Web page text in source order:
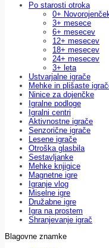
Po starosti otroka
0+
3+ mesece
6+ mesecev
12+ mesecev
18+ mesecev
24+ mesecev
3+ leta
Ustvarjalne igrače
Mehke in plišaste
Ninice za dojenčke
Igralne podloge
Igralni centri
Aktivnostne igrače
Senzorične igrače
Lesene igrače
Otroška glasbila
Sestavljanke
Mehke knjigice
Magnetne igre
Igranje vlog
Miselne igre
Družabne igre
Igra na prostem
Shranjevanje igrač
Blagovne znamke